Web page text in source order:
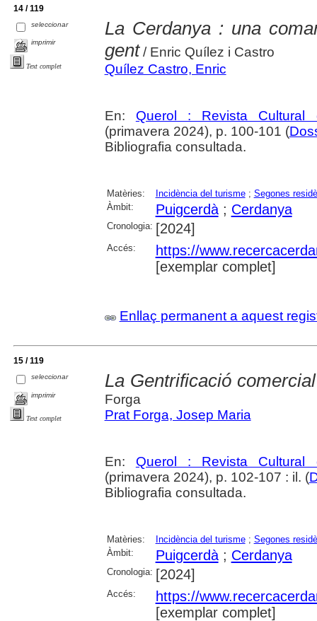
14 / 119
seleccionar
imprimir
Text complet
La Cerdanya : una
gent/ Enric Quílez i Castro
Quílez Castro, Enric
En: Querol : Revista Cultural
(primavera 2024), p. 100-101 (
Bibliografia consultada.
Matèries: Incidència del turisme; Segones
Àmbit:
Puigcerdà; Cerdanya
Cronologia: [2024]
Accés:
https://
[exemplar complet]
Enllaç permanent a aquest
15 / 119
seleccionar
imprimir
Text complet
La Gentrificació
Forga
Prat Forga, Josep Maria
En: Querol : Revista Cultural
(primavera 2024), p. 102-107 : il. (
Bibliografia consultada.
Matèries: Incidència del turisme; Segones
Àmbit:
Puigcerdà; Cerdanya
Cronologia: [2024]
Accés:
https://
[exemplar complet]